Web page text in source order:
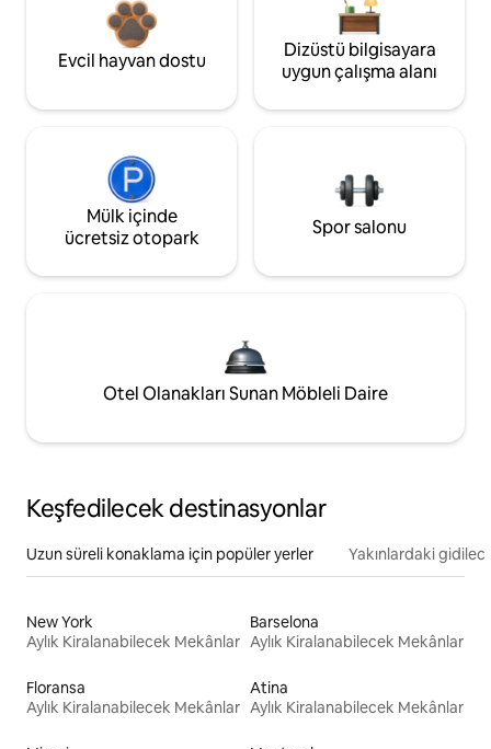
Evcil hayvan dostu
Dizüstü bilgisayara
uygun çalışma alanı
Mülk içinde
ücretsiz otopark
Spor salonu
Otel Olanakları Sunan Möbleli Daire
Keşfedilecek destinasyonlar
Uzun süreli konaklama için popüler yerler Yakınlardaki
New York
Aylık Kiralanabilecek Mekânlar
Barselona
Aylık Kiralanabilecek Mekânlar
Floransa
Aylık Kiralanabilecek Mekânlar
Atina
Aylık Kiralanabilecek Mekânlar